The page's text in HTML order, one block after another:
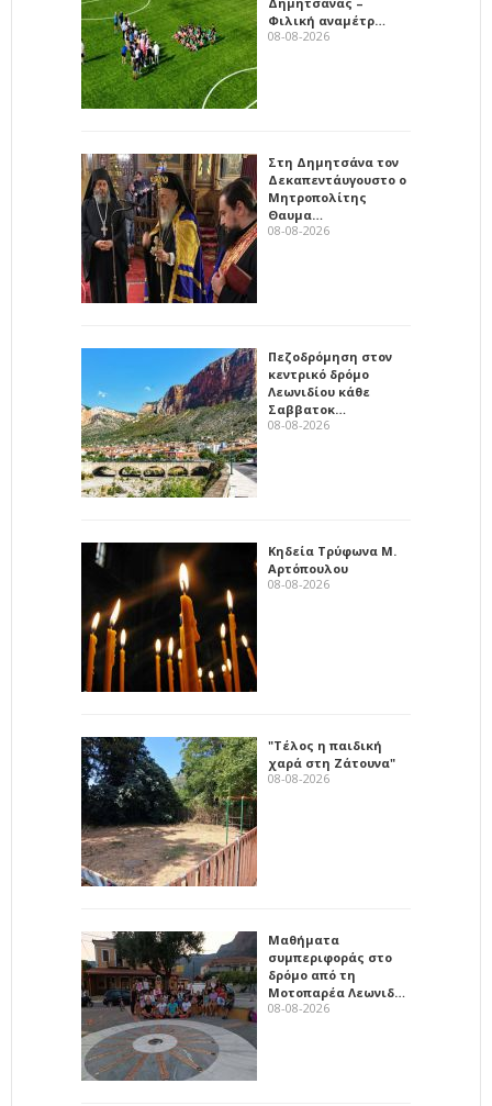
Φιλική αναμέτρ…
08-08-2026
Στη Δημητσάνα τον
Δεκαπεντάυγουστο ο
Μητροπολίτης
Θαυμα…
08-08-2026
Πεζοδρόμηση στον
κεντρικό δρόμο
Λεωνιδίου κάθε
Σαββατοκ…
08-08-2026
Κηδεία Τρύφωνα Μ.
Αρτόπουλου
08-08-2026
"Τέλος η παιδική
χαρά στη Ζάτουνα"
08-08-2026
Μαθήματα
συμπεριφοράς στο
δρόμο από τη
Μοτοπαρέα Λεωνιδ…
08-08-2026